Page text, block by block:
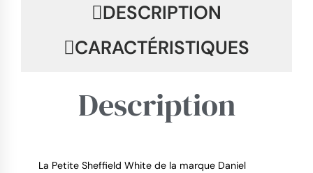
DESCRIPTION
CARACTÉRISTIQUES
Description
La Petite Sheffield White de la marque Daniel